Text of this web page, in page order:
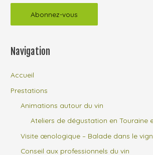
Navigation
Accueil
Prestations
Animations autour du vin
Ateliers de dégustation en Touraine
Visite œnologique – Balade dans le
Conseil aux professionnels du vin